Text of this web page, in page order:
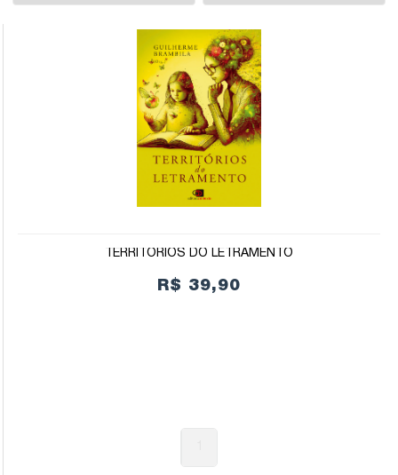
TERRITÓRIOS DO LETRAMENTO
R$ 39,90